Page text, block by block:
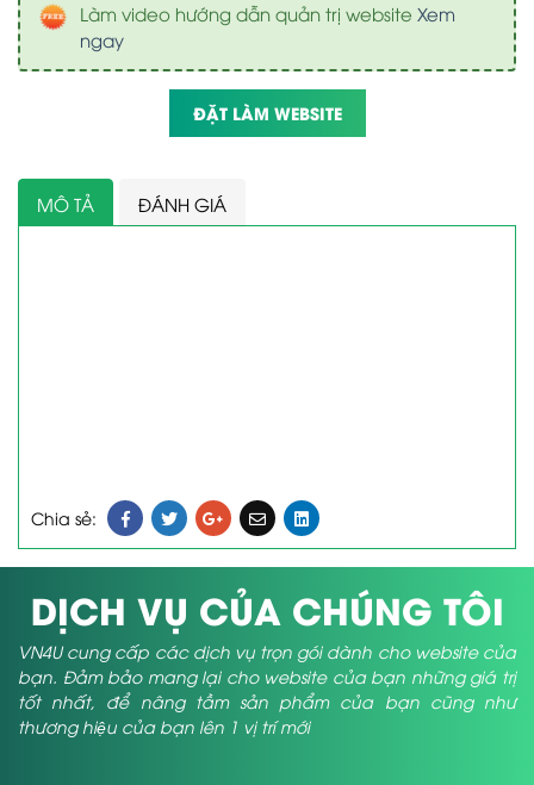
Làm video hướng dẫn quản trị website Xem
ngay
ĐẶT LÀM WEBSITE
MÔ TẢ ĐÁNH GIÁ
Chia sẻ:
DỊCH VỤ CỦA CHÚNG TÔI
VN4U cung cấp các dịch vụ trọn gói dành cho website của
bạn. Đảm bảo mang lại cho website của bạn những giá trị
tốt nhất, để nâng tầm sản phẩm của bạn cũng như
thương hiệu của bạn lên 1 vị trí mới